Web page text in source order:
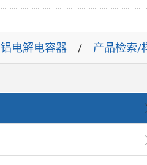
铝电解电容器 产品检索/